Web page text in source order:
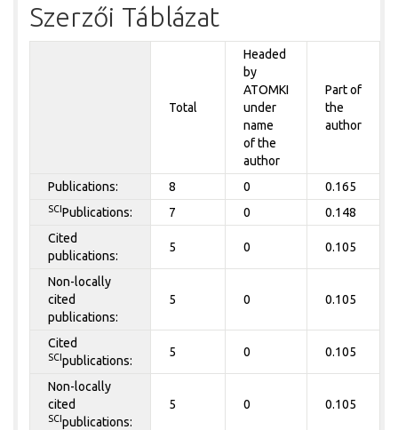
Szerzői Táblázat
Total
Headed
by
ATOMKI
under
name
of the
author
Part of
the
author
Publications: 8 0 0.165
SCIPublications: 7 0 0.148
Cited
publications:
5 0 0.105
Non-locally
cited
publications:
5 0 0.105
Cited
SCIpublications:
5 0 0.105
Non-locally
cited
SCIpublications:
5 0 0.105